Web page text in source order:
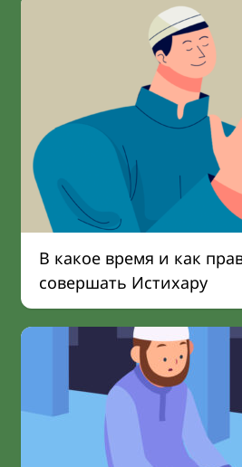
В какое время и как
совершать Истихару